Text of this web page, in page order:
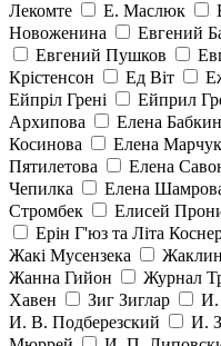
Лекомте
Е. Маслюк
Новоженина
Евгений
Евгений Пушков
Крістенсон
Ед Віт
Ейпріл Грені
Ейприл
Архипова
Елена
Косинова
Елена Марчук
Пятилетова
Елена
Чепилка
Елена
Стромбек
Елисей
Ерін Г'юз та Літа
Жакі Мусензека
Жанна Гийон
Журнал
Хавен
Зиг Зиглар И.
И. В. Подберезский
И.